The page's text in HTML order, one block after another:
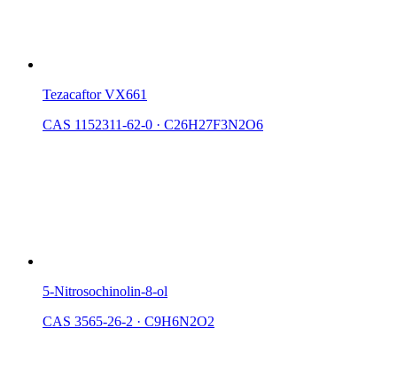
Tezacaftor VX661
CAS 1152311-62-0 · C26H27F3N2O6
5-Nitrosochinolin-8-ol
CAS 3565-26-2 · C9H6N2O2